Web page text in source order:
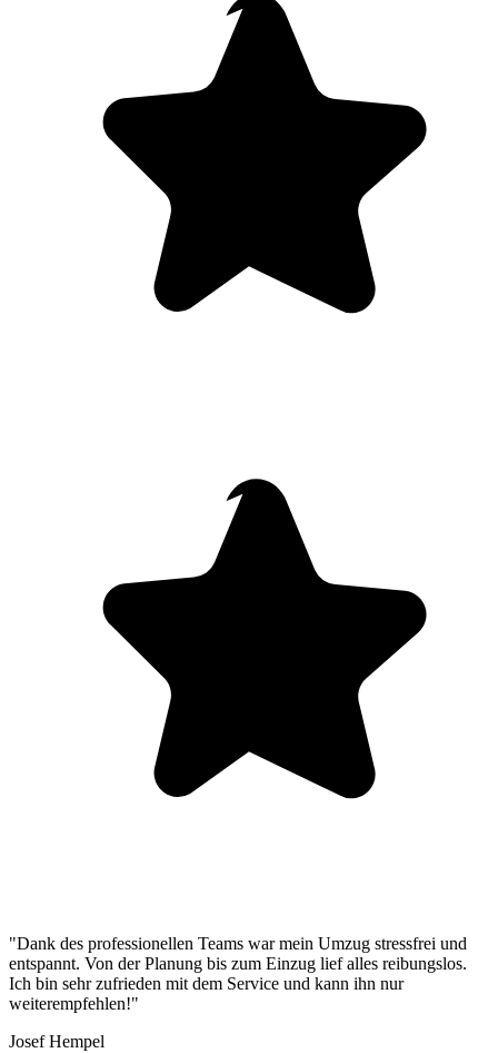
"Dank des professionellen Teams war mein Umzug stressfrei und
entspannt. Von der Planung bis zum Einzug lief alles reibungslos.
Ich bin sehr zufrieden mit dem Service und kann ihn nur
weiterempfehlen!"
Josef Hempel